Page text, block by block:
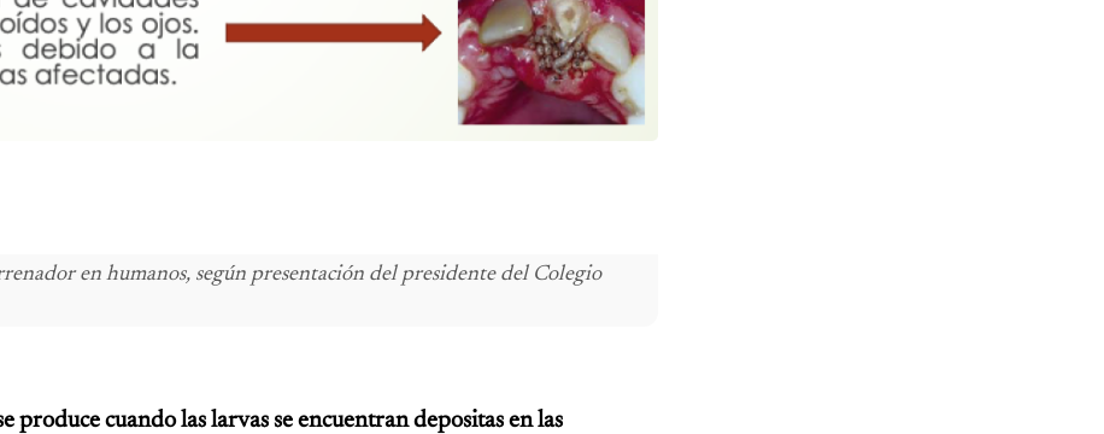
en humanos, según presentación del presidente del Colegio
produce cuando las larvas se encuentran depositas en las